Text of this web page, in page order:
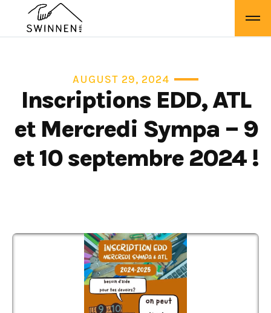
AUGUST 29, 2024
Inscriptions EDD, ATL
et Mercredi Sympa – 9
et 10 septembre 2024 !